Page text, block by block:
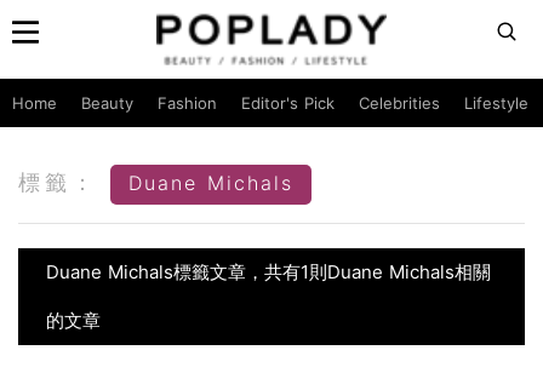
Home Beauty Fashion Editor's Pick Celebrities Lifestyle
標籤： Duane Michals
Duane Michals標籤文章，共有1則Duane Michals相關
的文章